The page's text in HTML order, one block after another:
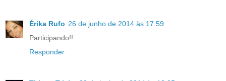
Érika Rufo 26 de junho de 2014 às 17:59
Participando!!
Responder